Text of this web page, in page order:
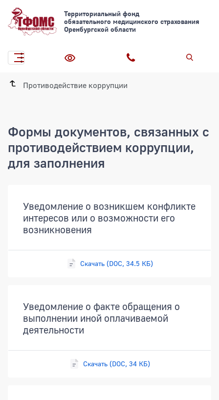
Территориальный фонд
обязательного медицинского страхования
Оренбургской области
Противодействие коррупции
Формы документов, связанных с
противодействием коррупции,
для заполнения
Уведомление о возникшем конфликте
интересов или о возможности его
возникновения
Скачать (DOC, 34.5 КБ)
Уведомление о факте обращения о
выполнении иной оплачиваемой
деятельности
Скачать (DOC, 34 КБ)